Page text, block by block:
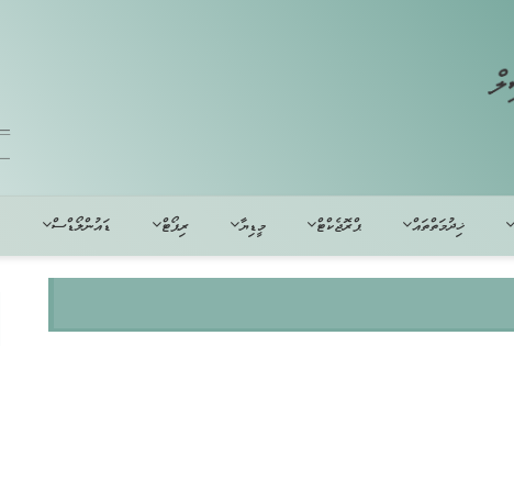
ޚިދުމަތްތައް ޕްރޮޖެކްޓް މީޑިޔާ ރިޕޯޓް ޑައުންލޯޑްސް